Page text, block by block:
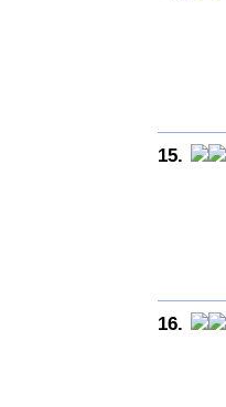
15.
16.